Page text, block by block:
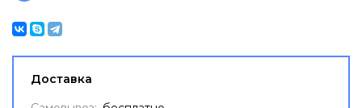
Доставка